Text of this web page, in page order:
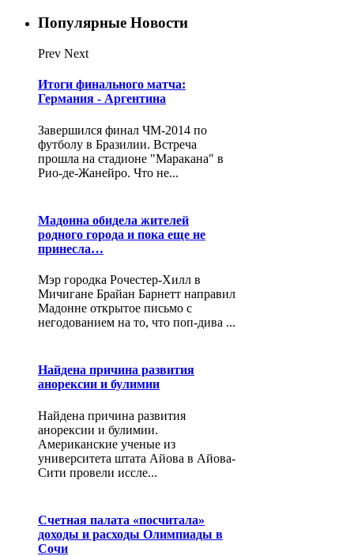
Популярные Новости
Prev Next
Итоги финального матча:
Германия - Аргентина
Завершился финал ЧМ-2014 по
футболу в Бразилии. Встреча
прошла на стадионе "Маракана" в
Рио-де-Жанейро. Что не...
Мадонна обидела жителей
родного города и пока еще не
принесла…
Мэр городка Рочестер-Хилл в
Мичигане Брайан Барнетт направил
Мадонне открытое письмо с
негодованием на то, что поп-дива ...
Найдена причина развития
анорексии и булимии
Найдена причина развития
анорексии и булимии.
Американские ученые из
университета штата Айова в Айова-
Сити провели иссле...
Счетная палата «посчитала»
доходы и расходы Олимпиады в
Сочи